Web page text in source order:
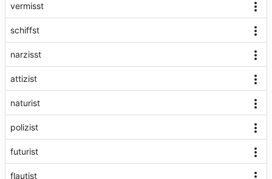
vermisst
schiffst
narzisst
attizist
naturist
polizist
futurist
flautist